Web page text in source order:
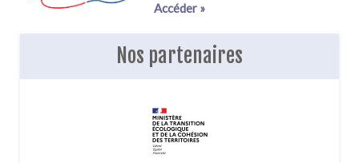
Accéder »
Nos partenaires